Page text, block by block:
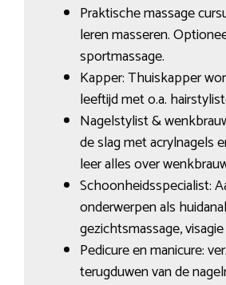
Praktische massage
leren masseren.
sportmassage.
Kapper: Thuiskapper
leeftijd met o.a.
Nagelstylist &
de slag met acrylnagels
leer alles over
Schoonheidsspecialist:
onderwerpen als
gezichtsmassage,
Pedicure en manicure:
terugduwen van de